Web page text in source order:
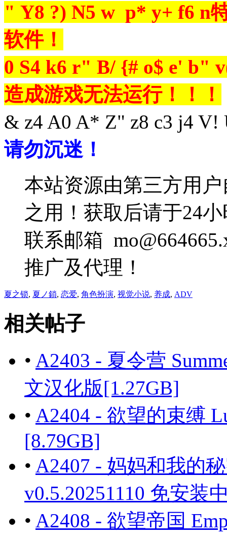
" Y8 ?) N5 w p* y+ f6 n
软件！
0 S4 k6 r" B/ {# o$ e' b"
造成游戏无法运行！！！
& z4 A0 A* Z" z8 c3 j4 V!
请勿沉迷！
本站资源由第三方用
之用！获取后请于24
联系邮箱
推广及代理！
夏之锁, 夏ノ鎖, 恋爱, 角色扮演, 视觉小说, 养成, ADV
相关帖子
• A2403 - 夏令营
文汉化版[1.27GB]
• A2404 - 欲望的束缚
[8.79GB]
• A2407 - 妈妈和我的
v0.5.20251110 免安装
• A2408 - 欲望帝国